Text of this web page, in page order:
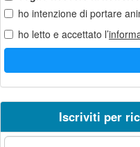
ho intenzione di portare
ho letto e accettato l’
Iscriviti per
La